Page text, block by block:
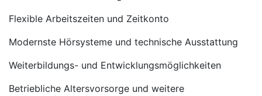
Flexible Arbeitszeiten und Zeitkonto
Modernste Hörsysteme und technische Ausstattung
Weiterbildungs- und Entwicklungsmöglichkeiten
Betriebliche Altersvorsorge und weitere